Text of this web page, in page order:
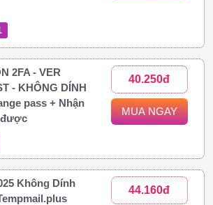
2FA - VER
- KHÔNG DÍNH
pass + Nhận
được
40.250đ
MUA NGAY
Không Dính
44.160đ